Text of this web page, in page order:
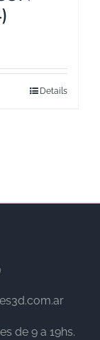
Details
de 9 a 19hs.